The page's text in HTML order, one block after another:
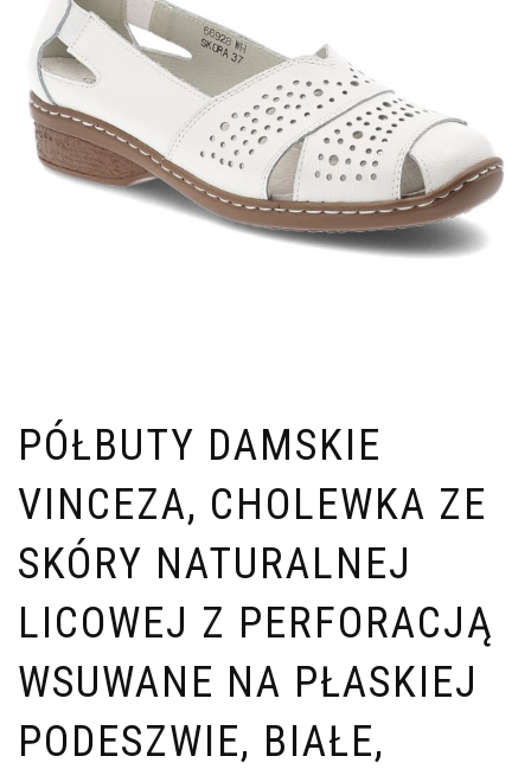
PÓŁBUTY DAMSKIE
VINCEZA, CHOLEWKA ZE
SKÓRY NATURALNEJ
LICOWEJ Z PERFORACJĄ
WSUWANE NA PŁASKIEJ
PODESZWIE, BIAŁE,